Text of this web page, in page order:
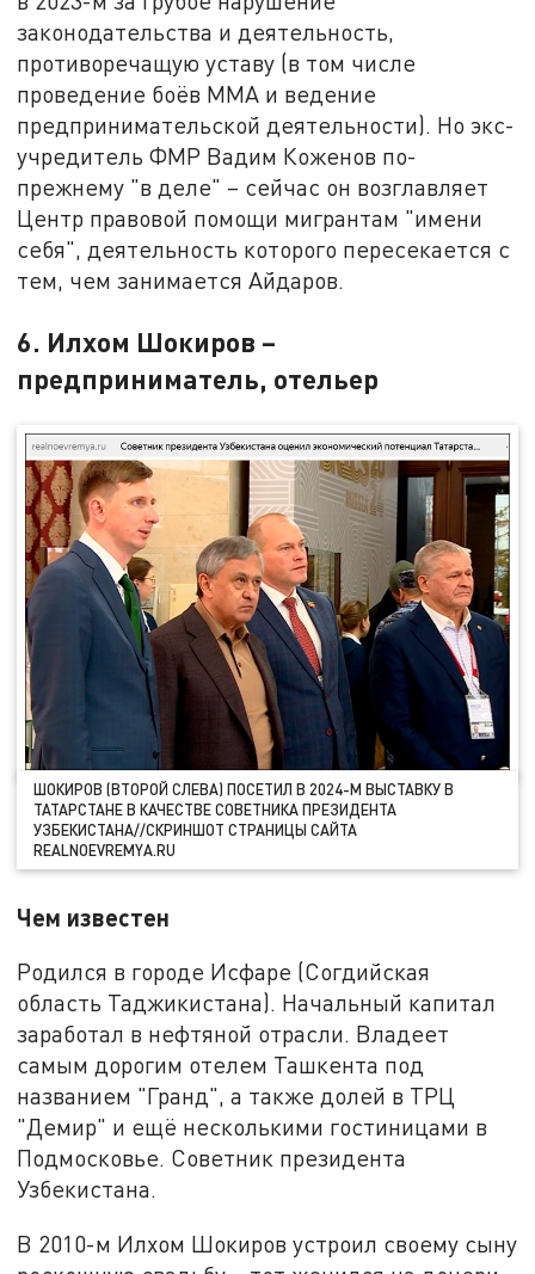
законодательства и деятельность,
противоречащую уставу (в том числе
проведение боёв ММА и ведение
предпринимательской деятельности). Но экс-
учредитель ФМР Вадим Коженов по-
прежнему "в деле" – сейчас он возглавляет
Центр правовой помощи мигрантам "имени
себя", деятельность которого пересекается с
тем, чем занимается Айдаров.
6. Илхом Шокиров –
предприниматель, отельер
ШОКИРОВ (ВТОРОЙ СЛЕВА) ПОСЕТИЛ В 2024-М ВЫСТАВКУ В
ТАТАРСТАНЕ В КАЧЕСТВЕ СОВЕТНИКА ПРЕЗИДЕНТА
УЗБЕКИСТАНА//СКРИНШОТ СТРАНИЦЫ САЙТА
REALNOEVREMYA.RU
Чем известен
Родился в городе Исфаре (Согдийская
область Таджикистана). Начальный капитал
заработал в нефтяной отрасли. Владеет
самым дорогим отелем Ташкента под
названием "Гранд", а также долей в ТРЦ
"Демир" и ещё несколькими гостиницами в
Подмосковье. Советник президента
Узбекистана.
В 2010-м Илхом Шокиров устроил своему сыну